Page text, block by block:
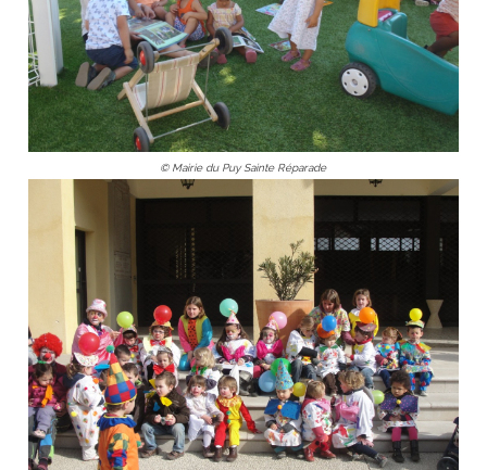
© Mairie du Puy Sainte Réparade